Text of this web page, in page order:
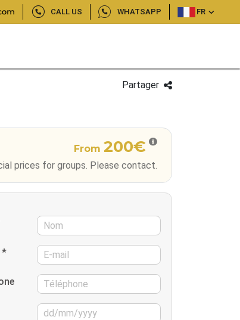
CALL US WHATSAPP FR
Partager
From 200€
prices for groups. Please contact.
*